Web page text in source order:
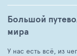
Большой
мира
У нас есть всё, из